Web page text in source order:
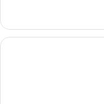
有
相
套
房
的